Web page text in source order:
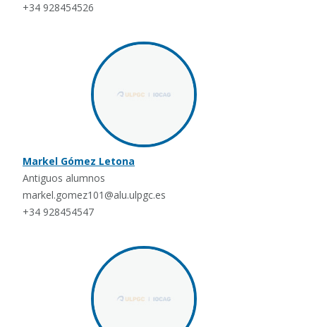
+34 928454526
Markel Gómez Letona
Antiguos alumnos
markel.gomez101@alu.ulpgc.es
+34 928454547